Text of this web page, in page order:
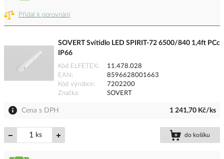
Přidat k porovnání
SOVERT Svítidlo LED SPIRIT-72 6500/840 1,4ft PCc
IP66
Kód ELFETEX
11.478.028
EAN
8596628001663
Kód výrobce
7202200
Značka
SOVERT
Cena s DPH 1 241,70 Kč/ks
ks do košíku